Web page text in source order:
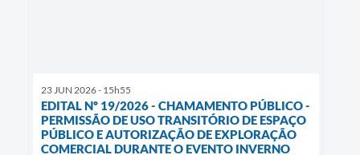
23 JUN 2026 - 15h55
EDITAL Nº 19/2026 - CHAMAMENTO PÚBLICO -
PERMISSÃO DE USO TRANSITÓRIO DE ESPAÇO
PÚBLICO E AUTORIZAÇÃO DE EXPLORAÇÃO
COMERCIAL DURANTE O EVENTO INVERNO